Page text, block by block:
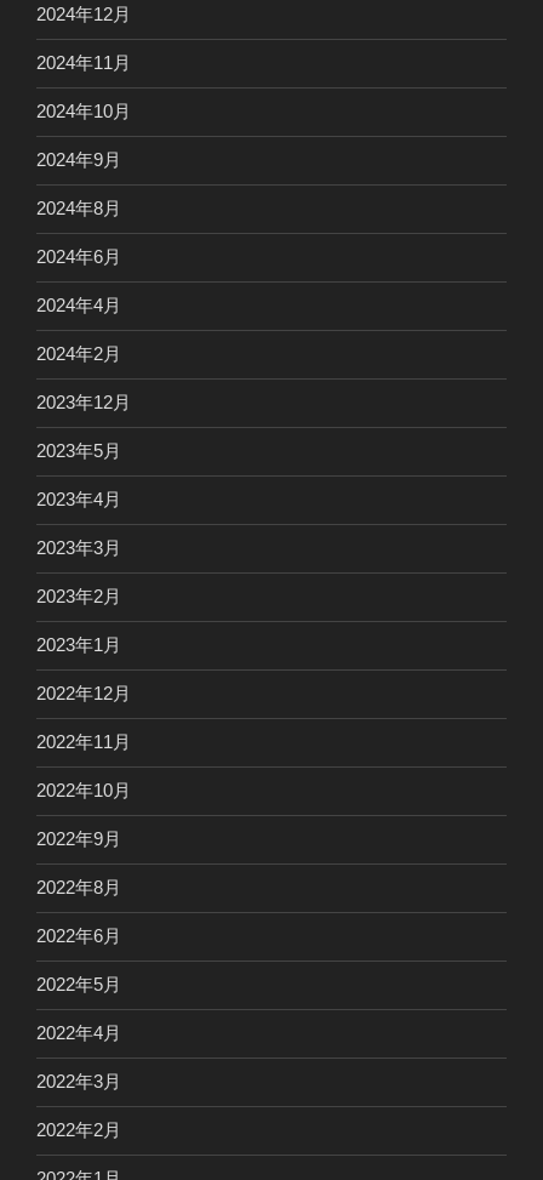
2024年12月
2024年11月
2024年10月
2024年9月
2024年8月
2024年6月
2024年4月
2024年2月
2023年12月
2023年5月
2023年4月
2023年3月
2023年2月
2023年1月
2022年12月
2022年11月
2022年10月
2022年9月
2022年8月
2022年6月
2022年5月
2022年4月
2022年3月
2022年2月